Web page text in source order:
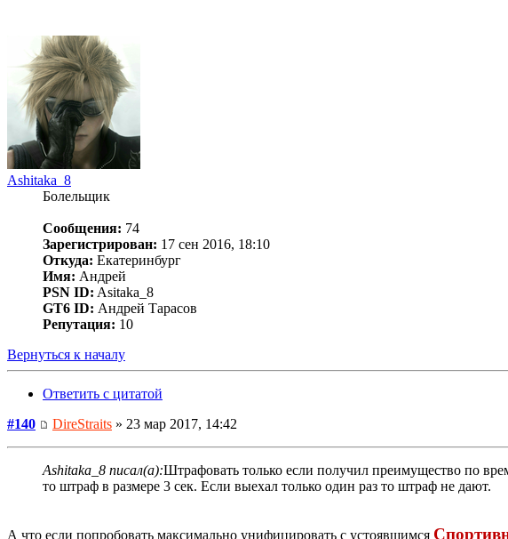
Ashitaka_8
Болельщик
Сообщения: 74
Зарегистрирован: 17 сен 2016, 18:10
Откуда: Екатеринбург
Имя: Андрей
PSN ID: Asitaka_8
GT6 ID: Андрей Тарасов
Репутация: 10
Вернуться к началу
Ответить с цитатой
#140
DireStraits » 23 мар 2017, 14:42
Ashitaka_8 писал(а):Штрафовать только если получил преимущество по
то штраф в размере 3 сек. Если выехал только один раз то штраф не дают.
А что если попробовать максимально унифицировать с устоявшимся